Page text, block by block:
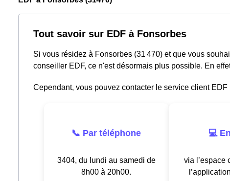
Tout savoir sur EDF à Fonsorbes
Si vous résidez à Fonsorbes (31 470) et que vous
conseiller EDF, ce n'est désormais plus possible. En
Cependant, vous pouvez contacter le service client EDF
📞 Par téléphone
3404, du lundi au samedi de
8h00 à 20h00.
💻
via l’espace